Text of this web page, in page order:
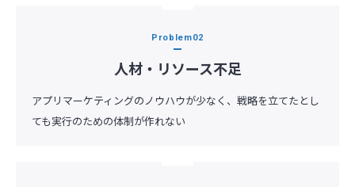
Problem
人材・リソース不足
アプリマーケティングのノウハウが少なく、戦略を立てたとし
ても実行のための体制が作れない